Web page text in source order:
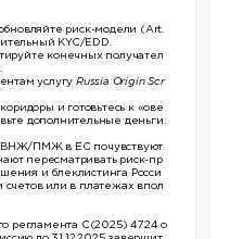
риск-модели (Art.
KYC/EDD.
конечных получател
услугу Russia Origin Scr
и готовьтесь к «ове
дополнительные деньги.
ВНЖ/ПМЖ в ЕС почувствуют
пересматривать риск-пр
и блеклистинга Росси
счетов или в платежах впол
регламента C(2025) 4724 о